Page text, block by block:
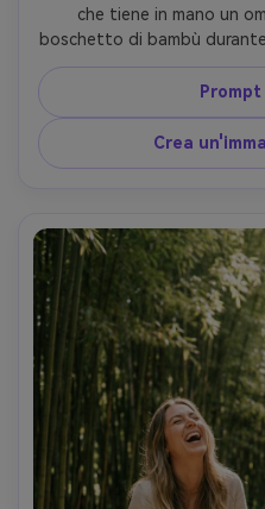
che tiene in mano un
boschetto di bambù
pioggia visibili, riflessi del
nuvolosa, scattato su
contrasto
morbido, fotografia
Crea